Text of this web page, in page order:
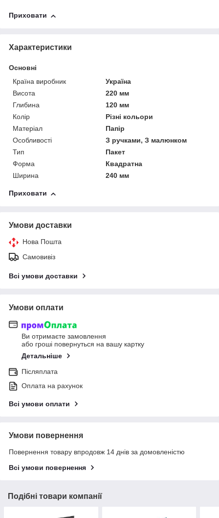
Приховати
Характеристики
Основні
Країна виробник
Україна
Висота
220 мм
Глибина
120 мм
Колір
Різні кольори
Матеріал
Папір
Особливості
З ручками, З малюнком
Тип
Пакет
Форма
Квадратна
Ширина
240 мм
Приховати
Умови доставки
Нова Пошта
Самовивіз
Всі умови доставки
Умови оплати
Ви отримаєте замовлення
або гроші повернуться на вашу картку
Детальніше
Післяплата
Оплата на рахунок
Всі умови оплати
Умови повернення
Повернення товару впродовж 14 днів за домовленістю
Всі умови повернення
Подібні товари компанії